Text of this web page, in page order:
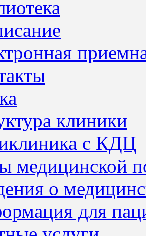
клиники
с КДЦ
медицинской
о
для